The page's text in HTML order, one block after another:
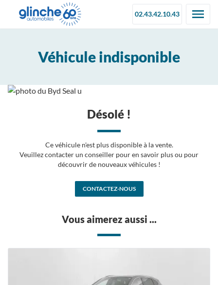
02.43.42.10.43
Véhicule indisponible
Désolé !
Ce véhicule n'est plus disponible à la vente.
Veuillez contacter un conseiller pour en savoir plus ou pour
découvrir de nouveaux véhicules !
CONTACTEZ-NOUS
Vous aimerez aussi ...